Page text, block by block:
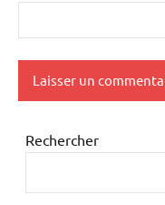
Rechercher